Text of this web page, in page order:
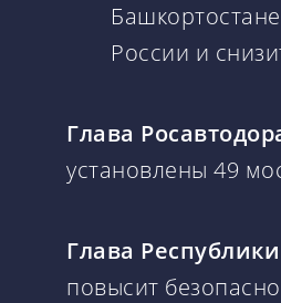
России и
Глава
установлены 49
Глава
повысит